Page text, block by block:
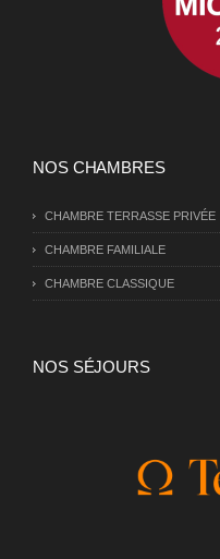
NOS CHAMBRES
CHAMBRE TERRASSE PRIVÉE
CHAMBRE FAMILIALE
CHAMBRE CLASSIQUE
NOS SÉJOURS